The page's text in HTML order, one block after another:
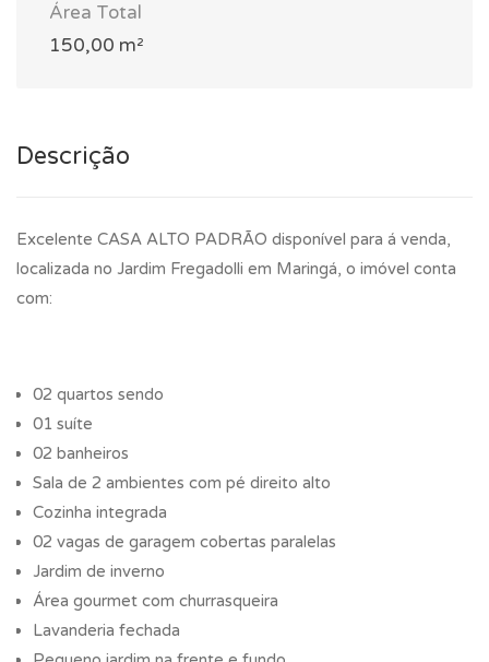
Área Total
150,00 m²
Descrição
Excelente CASA ALTO PADRÃO disponível para á venda,
localizada no Jardim Fregadolli em Maringá, o imóvel conta
com:
02 quartos sendo
01 suíte
02 banheiros
Sala de 2 ambientes com pé direito alto
Cozinha integrada
02 vagas de garagem cobertas paralelas
Jardim de inverno
Área gourmet com churrasqueira
Lavanderia fechada